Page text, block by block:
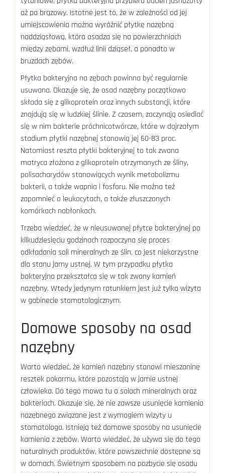
aż po brązowy. Istotne jest to, że w zależności od jej
umiejscowienia można wyróżnić płytkę nazębną
naddziąsłową, która osadza się na powierzchniach
między zębami, wzdłuż linii dziąseł, a ponadto w
bruzdach zębów.
Płytka bakteryjna na zębach powinna być regularnie
usuwana. Okazuje się, że osad nazębny początkowo
składa się z glikoprotein oraz innych substancji, które
znajdują się w ludzkiej ślinie. Z czasem, zaczynają osiedlać
się w nim bakterie próchnicotwórcze, które w dojrzałym
stadium płytki nazębnej stanowią jej 60-83 proc.
Natomiast reszta płytki bakteryjnej to tak zwana
matryca złożona z glikoprotein otrzymanych ze śliny,
polisacharydów stanowiących wynik metabolizmu
bakterii, a także wapnia i fosforu. Nie można też
zapomnieć o leukocytach, a także złuszczonych
komórkach nabłonkach.
Trzeba wiedzieć, że w nieusuwanej płytce bakteryjnej po
kilkudziesięciu godzinach rozpoczyna się proces
odkładania soli mineralnych ze ślin, co jest niekorzystne
dla stanu jamy ustnej. W tym przypadku płytka
bakteryjna przekształca się w tak zwany kamień
nazębny. Wtedy jedynym ratunkiem jest już tylko wizyta
w gabinecie stomatologicznym.
Domowe sposoby na osad
nazębny
Warto wiedzieć, że kamień nazębny stanowi mieszaninę
resztek pokarmu, które pozostają w jamie ustnej
człowieka. Do tego mowa tu o solach mineralnych oraz
bakteriach. Okazuje się, że nie zawsze usunięcie kamienia
nazębnego związane jest z wymogiem wizyty u
stomatologa. Istnieją też domowe sposoby na usunięcie
kamienia z zębów. Warto wiedzieć, że używa się do tego
naturalnych produktów, które powszechnie dostępne są
w domach. Świetnym sposobem na pozbycie się osadu